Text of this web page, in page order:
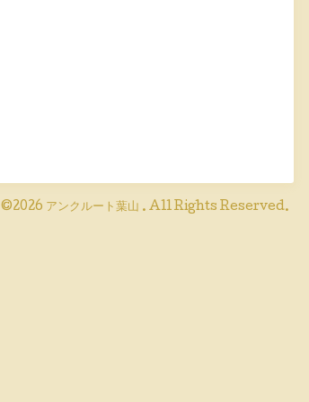
©2026 アンクルート葉山 . All Rights Reserved.